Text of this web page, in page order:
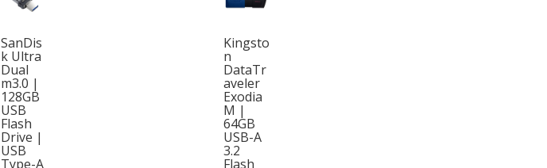
SanDis
k Ultra
Dual
m3.0 |
128GB
USB
Flash
Drive |
USB
Type-A
Kingsto
n
DataTr
aveler
Exodia
M |
64GB
USB-A
3.2
Flash